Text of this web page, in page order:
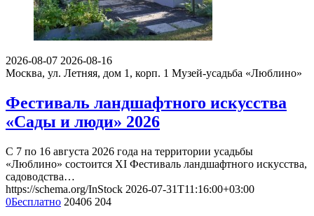
2026-08-07 2026-08-16
Москва, ул. Летняя, дом 1, корп. 1 Музей-усадьба «Люблино»
Фестиваль ландшафтного искусства
«Сады и люди» 2026
С 7 по 16 августа 2026 года на территории усадьбы
«Люблино» состоится XI Фестиваль ландшафтного искусства,
садоводства…
https://schema.org/InStock 2026-07-31T11:16:00+03:00
0Бесплатно 20406 204